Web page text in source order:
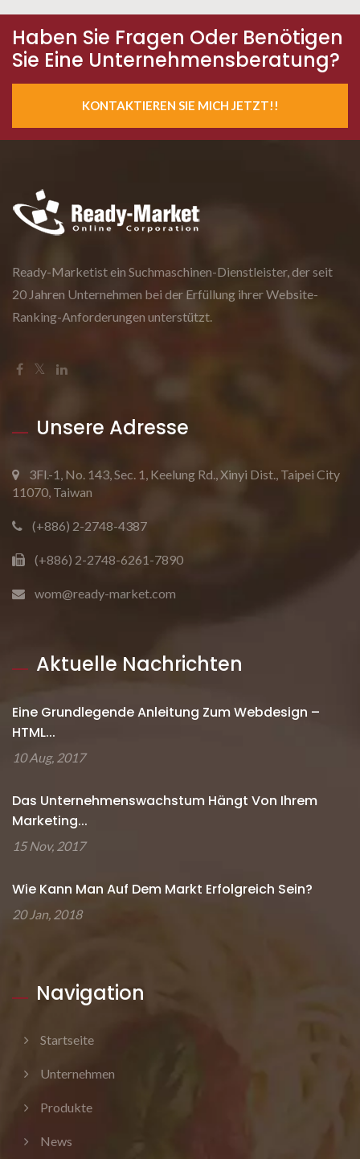
Haben Sie Fragen Oder Benötigen
Sie Eine Unternehmensberatung?
KONTAKTIEREN SIE MICH JETZT!!
Ready-Marketist ein Suchmaschinen-Dienstleister, der seit
20 Jahren Unternehmen bei der Erfüllung ihrer Website-
Ranking-Anforderungen unterstützt.
Unsere Adresse
3Fl.-1, No. 143, Sec. 1, Keelung Rd., Xinyi Dist., Taipei City
11070, Taiwan
(+886) 2-2748-4387
(+886) 2-2748-6261-7890
wom@ready-market.com
Aktuelle Nachrichten
Eine Grundlegende Anleitung Zum Webdesign –
HTML...
10 Aug, 2017
Das Unternehmenswachstum Hängt Von Ihrem
Marketing...
15 Nov, 2017
Wie Kann Man Auf Dem Markt Erfolgreich Sein?
20 Jan, 2018
Navigation
Startseite
Unternehmen
Produkte
News